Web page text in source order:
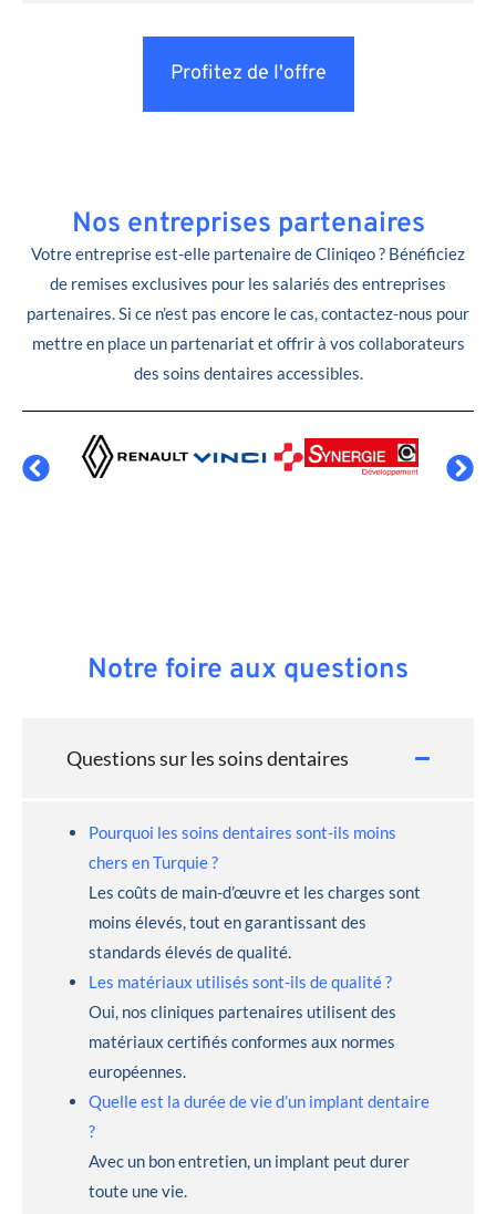
Profitez de l'offre
Nos entreprises partenaires
Votre entreprise est-elle partenaire de Cliniqeo ? Bénéficiez
de remises exclusives pour les salariés des entreprises
partenaires. Si ce n’est pas encore le cas, contactez-nous pour
mettre en place un partenariat et offrir à vos collaborateurs
des soins dentaires accessibles.
Notre foire aux questions
Questions sur les soins dentaires
Pourquoi les soins dentaires sont-ils moins
chers en Turquie ?
Les coûts de main-d’œuvre et les charges sont
moins élevés, tout en garantissant des
standards élevés de qualité.
Les matériaux utilisés sont-ils de qualité ?
Oui, nos cliniques partenaires utilisent des
matériaux certifiés conformes aux normes
européennes.
Quelle est la durée de vie d’un implant dentaire
?
Avec un bon entretien, un implant peut durer
toute une vie.